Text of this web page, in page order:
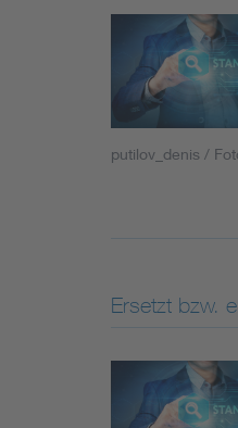
putilov_denis /
Ersetzt bzw.